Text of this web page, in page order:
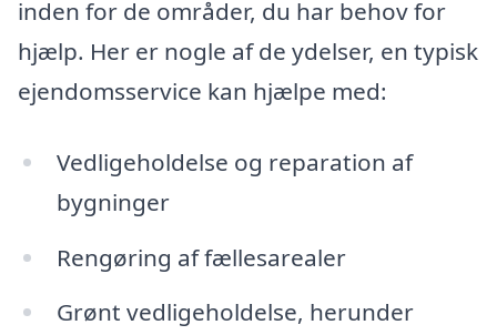
inden for de områder, du har behov for
hjælp. Her er nogle af de ydelser, en typisk
ejendomsservice kan hjælpe med:
Vedligeholdelse og reparation af
bygninger
Rengøring af fællesarealer
Grønt vedligeholdelse, herunder